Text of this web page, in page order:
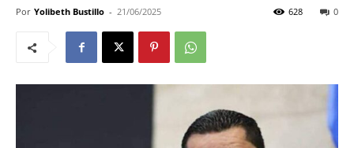
Por Yolibeth Bustillo - 21/06/2025 0
628